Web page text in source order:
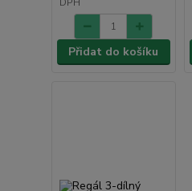
DPH
Přidat do košíku